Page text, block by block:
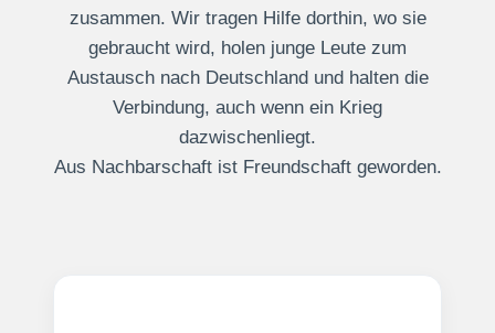
zusammen. Wir tragen Hilfe dorthin, wo sie
gebraucht wird, holen junge Leute zum
Austausch nach Deutschland und halten die
Verbindung, auch wenn ein Krieg
dazwischenliegt.
Aus Nachbarschaft ist Freundschaft geworden.